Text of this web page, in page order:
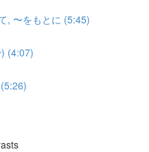
, 〜をもとに (5:45)
(4:07)